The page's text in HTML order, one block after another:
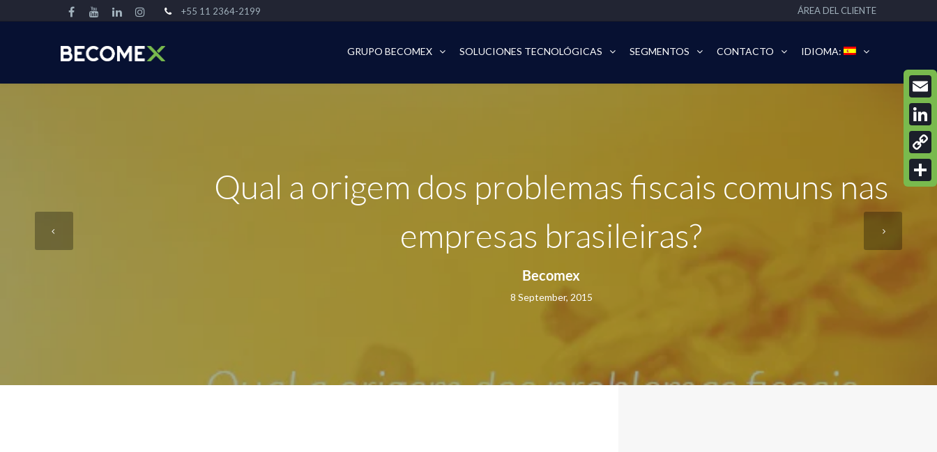
+55 11 2364-2199 ÁREA DEL CLIENTE
GRUPO BECOMEX SOLUCIONES TECNOLÓGICAS SEGMENTOS CONTACTO IDIOMA:
Qual a origem dos problemas fiscais comuns nas
empresas brasileiras?
Becomex
8 September, 2015
Email
Copy
Link